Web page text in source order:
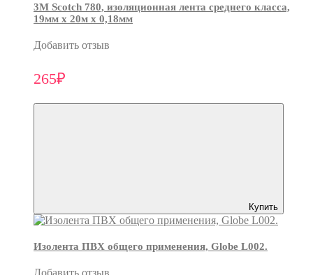
3М Scotch 780, изоляционная лента среднего класса,
19мм х 20м х 0,18мм
Добавить отзыв
265₽
Купить
Изолента ПВХ общего применения, Globe L002.
Добавить отзыв